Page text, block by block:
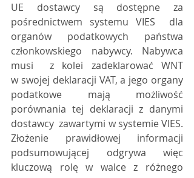
UE dostawcy są dostępne za
pośrednictwem systemu VIES  dla
organów podatkowych państwa
członkowskiego nabywcy. Nabywca
musi  z kolei zadeklarować WNT
w swojej deklaracji VAT, a jego organy
podatkowe mają możliwość
porównania tej deklaracji z danymi
dostawcy  zawartymi w systemie VIES.
Złożenie prawidłowej informacji
podsumowującej odgrywa więc
kluczową rolę w walce z różnego